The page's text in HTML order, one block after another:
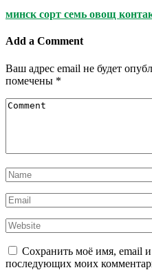
минск сорт семь овощ
Add a Comment
Ваш адрес email не будет
помечены *
Сохранить моё имя, email и
последующих моих